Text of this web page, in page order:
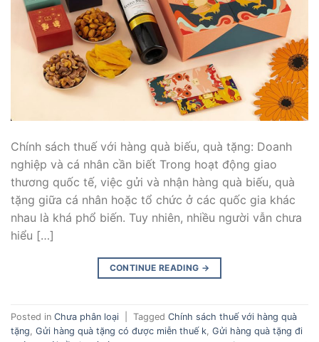
Chính sách thuế với hàng quà biếu, quà tặng: Doanh
nghiệp và cá nhân cần biết Trong hoạt động giao
thương quốc tế, việc gửi và nhận hàng quà biếu, quà
tặng giữa cá nhân hoặc tổ chức ở các quốc gia khác
nhau là khá phổ biến. Tuy nhiên, nhiều người vẫn chưa
hiểu […]
CONTINUE READING →
Posted in Chưa phân loại Tagged Chính sách thuế với hàng quà
tặng Gửi hàng quà tặng có được miễn thuế k Gửi hàng quà tặng đi